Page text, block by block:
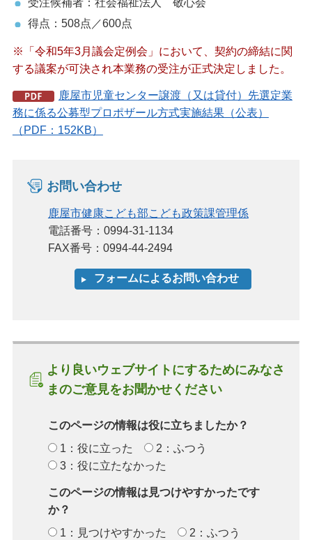
受注候補者：社会福祉法人 敬心会
得点：508点／600点
※「令和5年3月議会定例会」において、契約の締結に関
する議案が可決され本業務の受注が正式決定しました。
鹿屋市児童センター譲渡（又は貸付）先選定業
務に係る公募型プロポザール方式実施結果（公表）
（PDF：152KB）
お問い合わせ
鹿屋市健康こども部こども政策課管理係
電話番号：0994-31-1134
FAX番号：0994-44-2494
より良いウェブサイトにするためにみなさ
まのご意見をお聞かせください
このページの情報は役に立ちましたか？
1：役に立った
2：ふつう
3：役に立たなかった
このページの情報は見つけやすかったです
か？
1：見つけやすかった
2：ふつう